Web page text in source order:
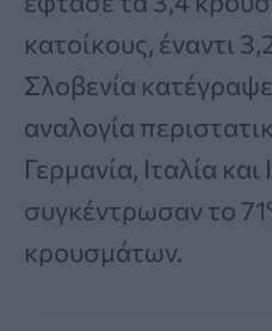
κατοίκους, έναντι
Σλοβενία
αναλογία
Γερμανία, Ιταλία και
συγκέντρωσαν το
κρουσμάτων.